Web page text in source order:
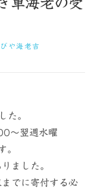
や海老吉
た。
～翌週水曜
。
ました。
でに寄付する必